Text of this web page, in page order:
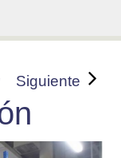
Siguiente